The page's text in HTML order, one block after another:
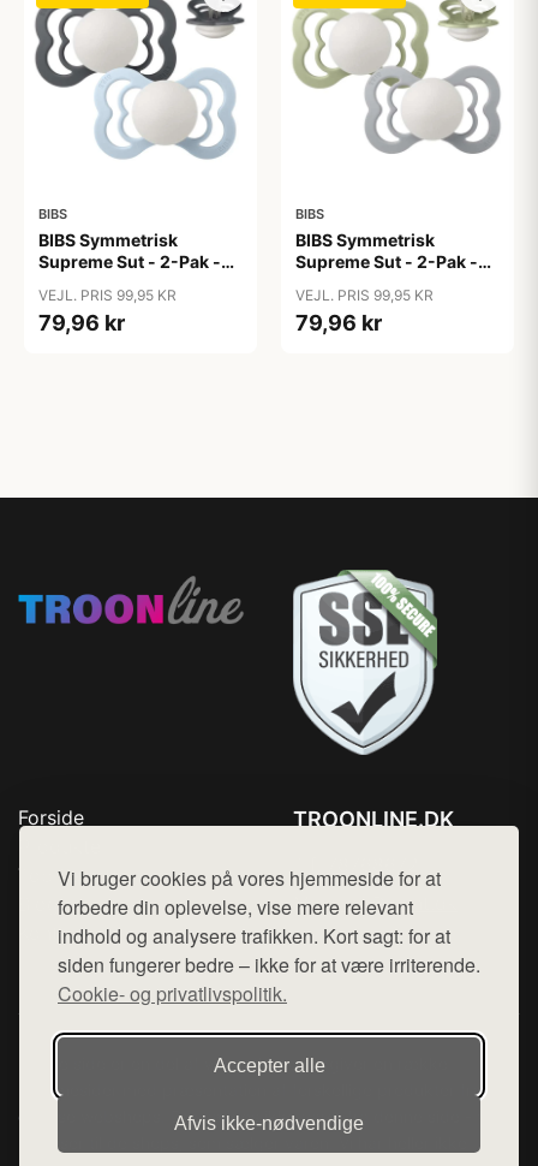
Vi bruger cookies på vores hjemmeside for at
forbedre din oplevelse, vise mere relevant
indhold og analysere trafikken. Kort sagt: for at
siden fungerer bedre – ikke for at være irriterende.
Cookie- og privatlivspolitik.
Accepter alle
Afvis ikke‑nødvendige
BIBS
BIBS Symmetrisk
Supreme Sut - 2-Pak -
- Iron/Baby Blue
VEJL. PRIS 99,95 KR
79,96 kr
BIBS
BIBS Symmetrisk
Supreme Sut - 2-Pak -
- Sage/Cloud
VEJL. PRIS 99,95 KR
79,96 kr
Forside
Top Rabatter
Blog
Kontakt
TROONLINE.DK
Mail: hej@want.dk
Cookie- og privatlivspolitik
Denne side er en del af want.dk, der udgiver en række
hjemmesider med præsentation af forskellige produkter fra
diverse webshops. Der sælges ikke varer fra denne side - vi
henviser til de shops, som sælger varen. Vi har heller ikke